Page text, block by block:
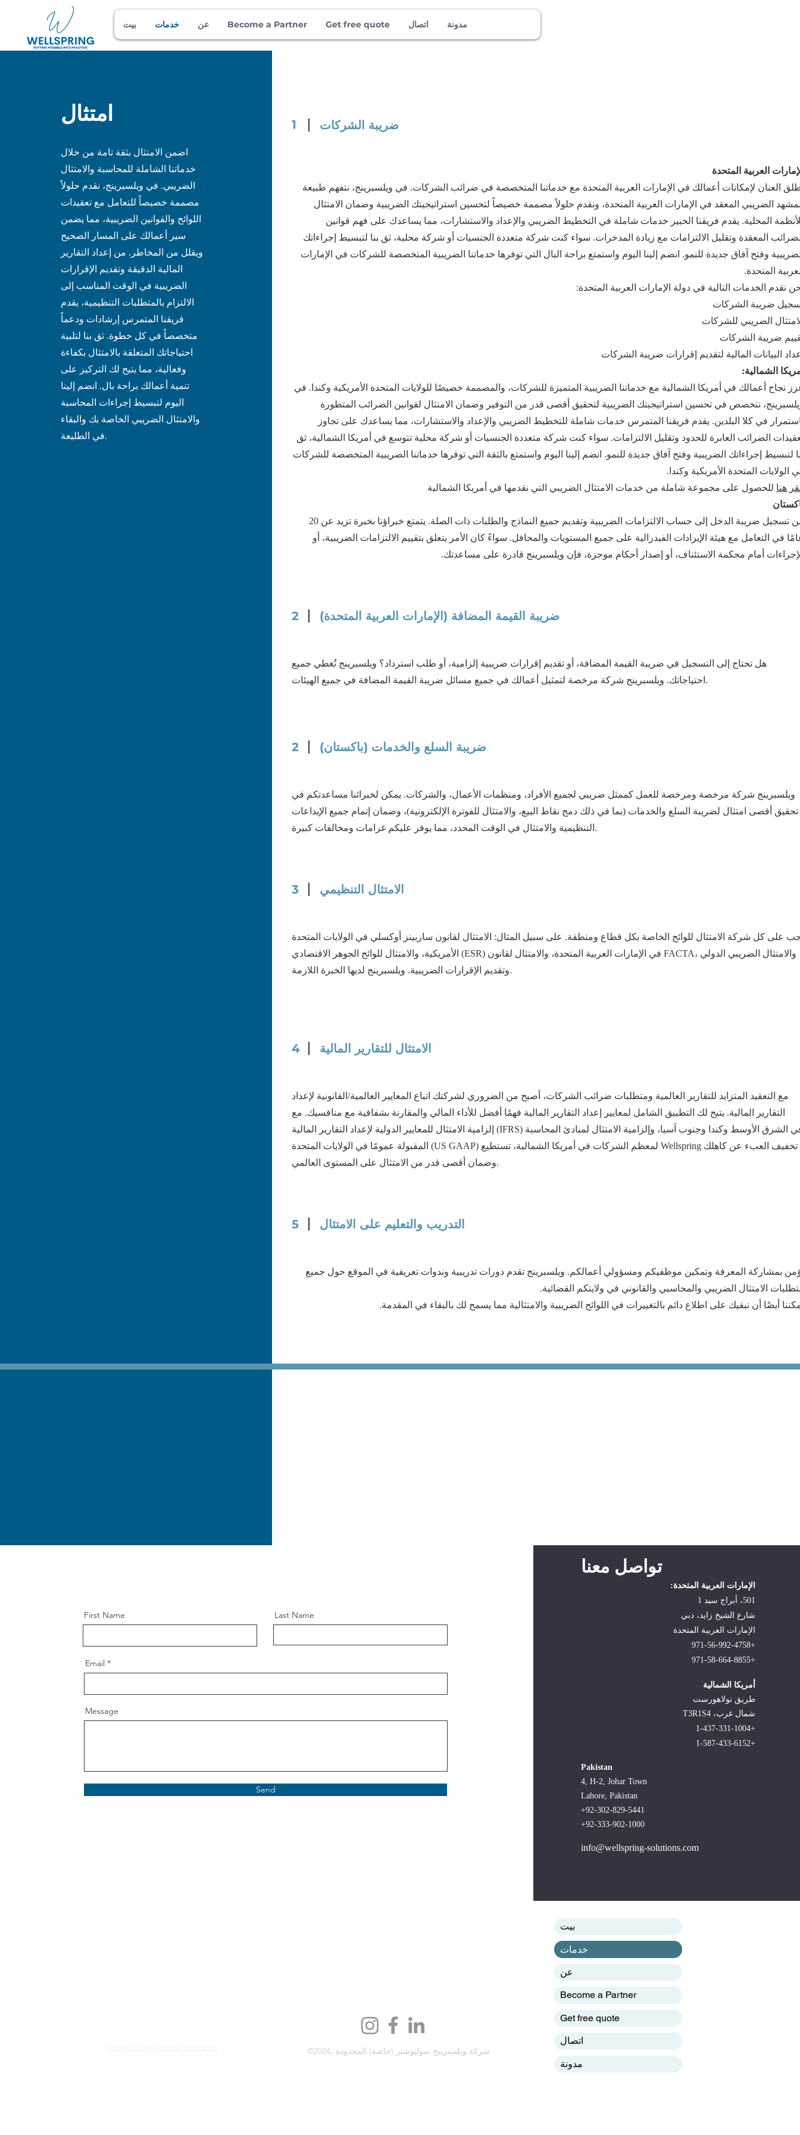
بيت خدمات عن Become a Partner Get free quote اتصال مدونة
امتثال
اضمن الامتثال بثقة تامة من خلال
خدماتنا الشاملة للمحاسبة والامتثال
الضريبي. في ويلسبرينج، نقدم حلولاً
مصممة خصيصاً للتعامل مع تعقيدات
اللوائح والقوانين الضريبية، مما يضمن
سير أعمالك على المسار الصحيح
ويقلل من المخاطر. من إعداد التقارير
المالية الدقيقة وتقديم الإقرارات
الضريبية في الوقت المناسب إلى
الالتزام بالمتطلبات التنظيمية، يقدم
فريقنا المتمرس إرشادات ودعماً
متخصصاً في كل خطوة. ثق بنا لتلبية
احتياجاتك المتعلقة بالامتثال بكفاءة
وفعالية، مما يتيح لك التركيز على
تنمية أعمالك براحة بال. انضم إلينا
اليوم لتبسيط إجراءات المحاسبة
والامتثال الضريبي الخاصة بك والبقاء
في الطليعة.
1 ضريبة الشركات
العربية المتحدة
العنان لإمكانات أعمالك في الإمارات العربية المتحدة مع خدماتنا المتخصصة في ضرائب الشركات. في ويلسبرينج، نتفهم طبيعة
الضريبي المعقد في الإمارات العربية المتحدة، ونقدم حلولاً مصممة خصيصاً لتحسين استراتيجيتك الضريبية وضمان الامتثال
المحلية. يقدم فريقنا الخبير خدمات شاملة في التخطيط الضريبي والإعداد والاستشارات، مما يساعدك على فهم قوانين
المعقدة وتقليل الالتزامات مع زيادة المدخرات. سواء كنت شركة متعددة الجنسيات أو شركة محلية، ثق بنا لتبسيط إجراءاتك
وفتح آفاق جديدة للنمو. انضم إلينا اليوم واستمتع براحة البال التي توفرها خدماتنا الضريبية المتخصصة للشركات في الإمارات
المتحدة.
نقدم الخدمات التالية في دولة الإمارات العربية المتحدة:
ضريبة الشركات
الضريبي للشركات
ضريبة الشركات
البيانات المالية لتقديم إقرارات ضريبة الشركات
الشمالية:
نجاح أعمالك في أمريكا الشمالية مع خدماتنا الضريبية المتميزة للشركات، والمصممة خصيصًا للولايات المتحدة الأمريكية وكندا. في
نتخصص في تحسين استراتيجيتك الضريبية لتحقيق أقصى قدر من التوفير وضمان الامتثال لقوانين الضرائب المتطورة
في كلا البلدين. يقدم فريقنا المتمرس خدمات شاملة للتخطيط الضريبي والإعداد والاستشارات، مما يساعدك على تجاوز
الضرائب العابرة للحدود وتقليل الالتزامات. سواء كنت شركة متعددة الجنسيات أو شركة محلية تتوسع في أمريكا الشمالية، ثق
لتبسيط إجراءاتك الضريبية وفتح آفاق جديدة للنمو. انضم إلينا اليوم واستمتع بالثقة التي توفرها خدماتنا الضريبية المتخصصة للشركات
الولايات المتحدة الأمريكية وكندا.
هنا للحصول على مجموعة شاملة من خدمات الامتثال الضريبي التي نقدمها في أمريكا الشمالية
من تسجيل ضريبة الدخل إلى حساب الالتزامات الضريبية وتقديم جميع النماذج والطلبات ذات الصلة. يتمتع خبراؤنا بخبرة تزيد عن 20
في التعامل مع هيئة الإيرادات الفيدرالية على جميع المستويات والمحافل. سواءً كان الأمر يتعلق بتقييم الالتزامات الضريبية، أو
أمام محكمة الاستئناف، أو إصدار أحكام موجزة، فإن ويلسبرينج قادرة على مساعدتك.
2 ضريبة القيمة المضافة (الإمارات العربية المتحدة)
هل تحتاج إلى التسجيل في ضريبة القيمة المضافة، أو تقديم إقرارات ضريبية إلزامية، أو طلب استرداد؟ ويلسبرينج تُغطي جميع
احتياجاتك. ويلسبرينج شركة مرخصة لتمثيل أعمالك في جميع مسائل ضريبة القيمة المضافة في جميع الهيئات.
2 ضريبة السلع والخدمات (باكستان)
ويلسبرينج شركة مرخصة ومرخصة للعمل كممثل ضريبي لجميع الأفراد، ومنظمات الأعمال، والشركات. يمكن لخبرائنا مساعدتكم في
تحقيق أقصى امتثال لضريبة السلع والخدمات (بما في ذلك دمج نقاط البيع، والامتثال للفوترة الإلكترونية)، وضمان إتمام جميع الإيداعات
التنظيمية والامتثال في الوقت المحدد، مما يوفر عليكم غرامات ومخالفات كبيرة.
3 الامتثال التنظيمي
على كل شركة الامتثال للوائح الخاصة بكل قطاع ومنطقة. على سبيل المثال: الامتثال لقانون ساربينز أوكسلي في الولايات المتحدة
الأمريكية، والامتثال للوائح الجوهر الاقتصادي (ESR) في الإمارات العربية المتحدة، والامتثال لقانون FACTA، والامتثال الضريبي الدولي
وتقديم الإقرارات الضريبية. ويلسبرينج لديها الخبرة اللازمة.
4 الامتثال للتقارير المالية
مع التعقيد المتزايد للتقارير العالمية ومتطلبات ضرائب الشركات، أصبح من الضروري لشركتك اتباع المعايير العالمية/القانونية لإعداد
التقارير المالية. يتيح لك التطبيق الشامل لمعايير إعداد التقارير المالية فهمًا أفضل للأداء المالي والمقارنة بشفافية مع منافسيك. مع
إلزامية الامتثال للمعايير الدولية لإعداد التقارير المالية (IFRS) في الشرق الأوسط وكندا وجنوب آسيا، وإلزامية الامتثال لمبادئ المحاسبة
المقبولة عمومًا في الولايات المتحدة (US GAAP) لمعظم الشركات في أمريكا الشمالية، تستطيع Wellspring تخفيف العبء عن كاهلك
وضمان أقصى قدر من الامتثال على المستوى العالمي.
5 التدريب والتعليم على الامتثال
بمشاركة المعرفة وتمكين موظفيكم ومسؤولي أعمالكم. ويلسبرينج تقدم دورات تدريبية وندوات تعريفية في الموقع حول جميع
الامتثال الضريبي والمحاسبي والقانوني في ولايتكم القضائية.
أيضًا أن نبقيك على اطلاع دائم بالتغييرات في اللوائح الضريبية والامتثالية مما يسمح لك بالبقاء في المقدمة.
First Name Last Name
Email
Message
Send
تواصل معنا
الإمارات العربية المتحدة:
501، أبراج سيد 1
شارع الشيخ زايد، دبي
الإمارات العربية المتحدة
+971-56-992-4758
+971-58-664-8855
أمريكا الشمالية
طريق نولاهورست
شمال غرب، T3R1S4
+1-437-331-1004
+1-587-433-6152
Pakistan
4, H-2, Johar Town
Lahore, Pakistan
+92-302-829-5441
+92-333-902-1000
info@wellspring-solutions.com
©2024، شركة ويلسبرينج سوليوشنز (خاصة) المحدودة.
بيت
خدمات
عن
Become a Partner
Get free quote
اتصال
مدونة